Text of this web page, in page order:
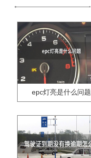
epc灯亮是什么问题